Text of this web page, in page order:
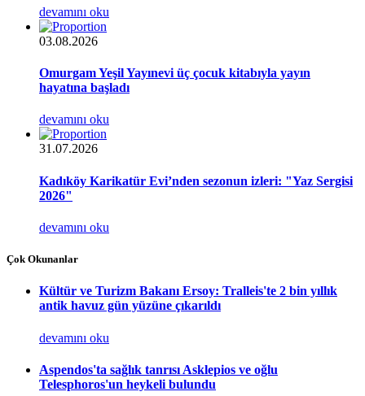
devamını oku
03.08.2026
Omurgam Yeşil Yayınevi üç çocuk kitabıyla yayın
hayatına başladı
devamını oku
31.07.2026
Kadıköy Karikatür Evi’nden sezonun izleri: "Yaz Sergisi
2026"
devamını oku
Çok Okunanlar
Kültür ve Turizm Bakanı Ersoy: Tralleis'te 2 bin yıllık
antik havuz gün yüzüne çıkarıldı
devamını oku
Aspendos'ta sağlık tanrısı Asklepios ve oğlu
Telesphoros'un heykeli bulundu